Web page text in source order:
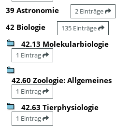
39 Astronomie 2 Einträge
42 Biologie 135 Einträge
42.13 Molekularbiologie
1 Eintrag
42.60 Zoologie: Allgemeines
1 Eintrag
42.63 Tierphysiologie
1 Eintrag